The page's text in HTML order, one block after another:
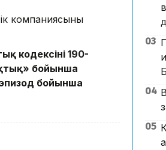
компаниясының
кодексінің 190-
бойынша
бойынша
03
04
05